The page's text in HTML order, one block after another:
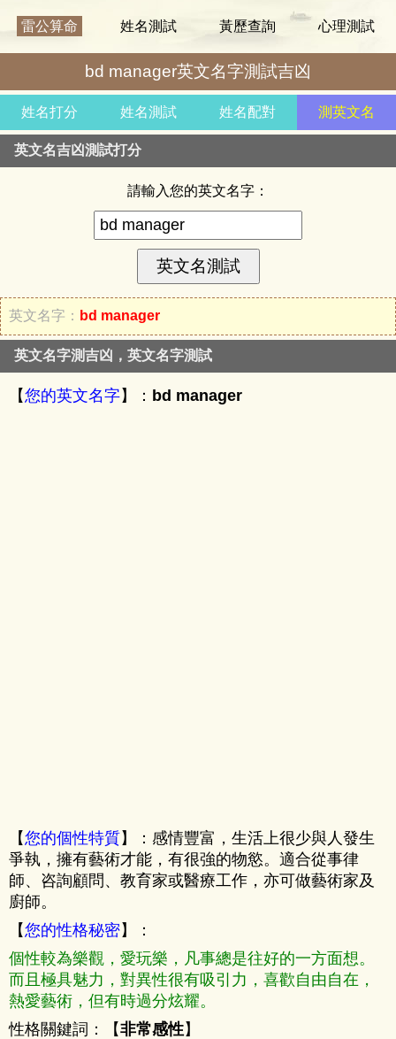
雷公算命 姓名測試 黃歷查詢 心理測試
bd manager英文名字測試吉凶
姓名打分 姓名測試 姓名配對 測英文名
英文名吉凶測試打分
請輸入您的英文名字：
英文名字： bd manager
英文名字測吉凶，英文名字測試
【您的英文名字】： bd manager
【您的個性特質】：感情豐富，生活上很少與人發生
爭執，擁有藝術才能，有很強的物慾。適合從事律
師、咨詢顧問、教育家或醫療工作，亦可做藝術家及
廚師。
【您的性格秘密】：
個性較為樂觀，愛玩樂，凡事總是往好的一方面想。
而且極具魅力，對異性很有吸引力，喜歡自由自在，
熱愛藝術，但有時過分炫耀。
性格關鍵詞：【非常感性】